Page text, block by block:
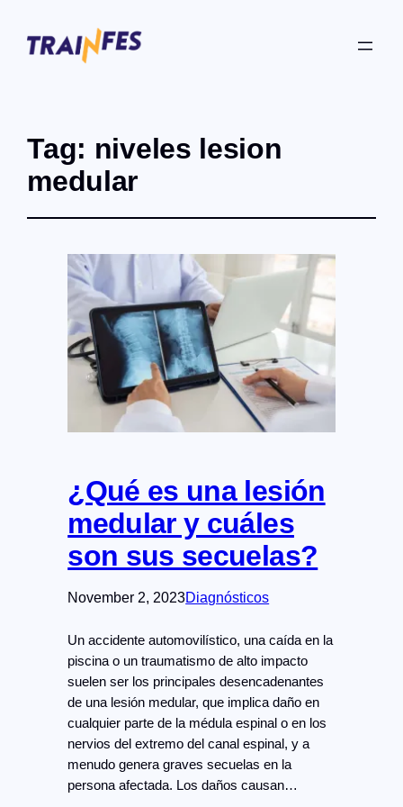
Tag: niveles lesion
medular
¿Qué es una lesión
medular y cuáles
son sus secuelas?
November 2, 2023Diagnósticos
Un accidente automovilístico, una caída en la
piscina o un traumatismo de alto impacto
suelen ser los principales desencadenantes
de una lesión medular, que implica daño en
cualquier parte de la médula espinal o en los
nervios del extremo del canal espinal, y a
menudo genera graves secuelas en la
persona afectada. Los daños causan…